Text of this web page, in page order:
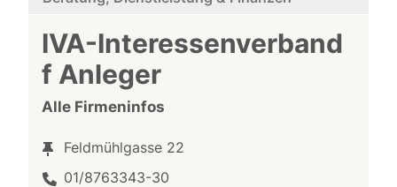
IVA-Interessenverband
f Anleger
Alle Firmeninfos
Feldmühlgasse 22
01/8763343-30